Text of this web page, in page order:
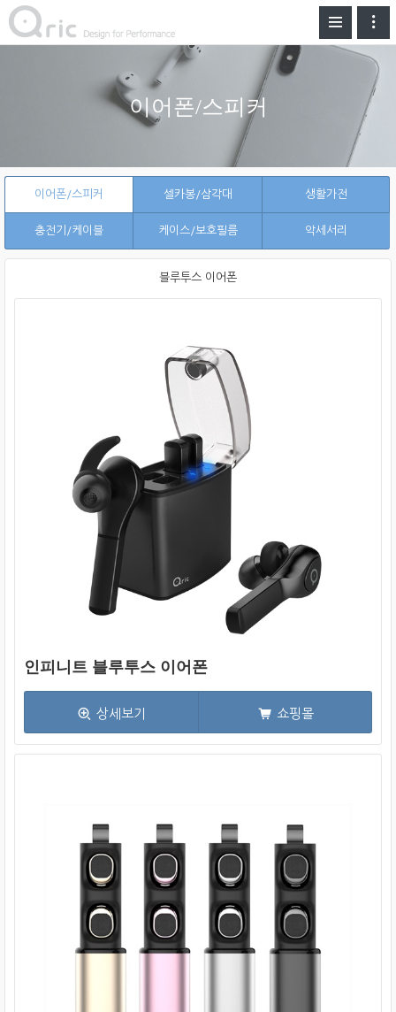
이어폰/스피커
이어폰/스피커 셀카봉/삼각대 생활가전
충전기/케이블 케이스/보호필름 악세서리
블루투스 이어폰
인피니트 블루투스 이어폰
상세보기 쇼핑몰